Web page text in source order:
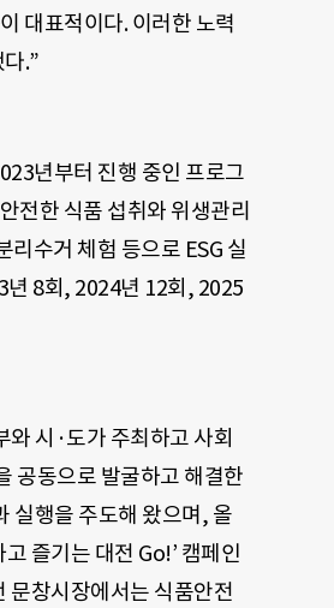
대표적이다. 이러한 노력
.”
년부터 진행 중인 프로그
전한 식품 섭취와 위생관리
수거 체험 등으로 ESG 실
년 8회, 2024년 12회, 2025
와 시·도가 주최하고 사회
공동으로 발굴하고 해결한
실행을 주도해 왔으며, 올
즐기는 대전 Go!’ 캠페인
문창시장에서는 식품안전